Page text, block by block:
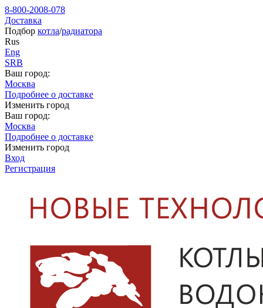
8-800-2008-078
Доставка
Подбор котла/радиатора
Rus
Eng
SRB
Ваш город:
Москва
Подробнее о доставке
Изменить город
Ваш город:
Москва
Подробнее о доставке
Изменить город
Вход
Регистрация